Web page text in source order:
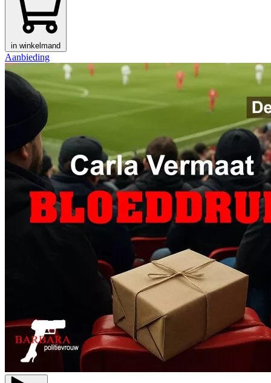
in winkelmand
Aanbieding